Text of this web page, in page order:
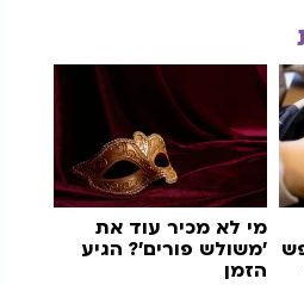
מי לא מכיר עוד את
'משולש פורים'? הגיע
הזמן